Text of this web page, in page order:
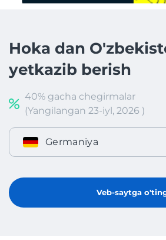
Hoka dan
yetkazib berish
40% gacha chegirmalar
(Yangilangan 23-iyl, 2026 )
Germaniya
Veb-saytga